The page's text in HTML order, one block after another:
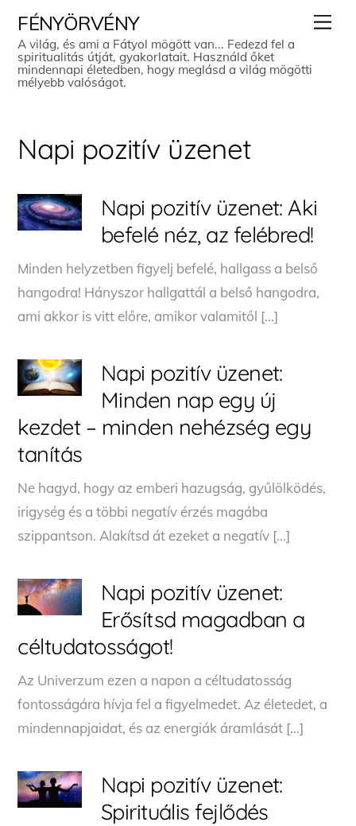
content
FÉNYÖRVÉNY
A világ, és ami a Fátyol mögött van... Fedezd fel a
spiritualitás útját, gyakorlatait. Használd őket
mindennapi életedben, hogy meglásd a világ mögötti
mélyebb valóságot.
Napi pozitív üzenet
Napi pozitív üzenet: Aki
befelé néz, az felébred!
Minden helyzetben figyelj befelé, hallgass a belső
hangodra! Hányszor hallgattál a belső hangodra,
ami akkor is vitt előre, amikor valamitől […]
Napi pozitív üzenet:
Minden nap egy új
kezdet – minden nehézség egy
tanítás
Ne hagyd, hogy az emberi hazugság, gyűlölködés,
irigység és a többi negatív érzés magába
szippantson. Alakítsd át ezeket a negatív […]
Napi pozitív üzenet:
Erősítsd magadban a
céltudatosságot!
Az Univerzum ezen a napon a céltudatosság
fontosságára hívja fel a figyelmedet. Az életedet, a
mindennapjaidat, és az energiák áramlását […]
Napi pozitív üzenet:
Spirituális fejlődés